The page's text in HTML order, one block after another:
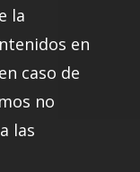
la
en
caso de
no
las